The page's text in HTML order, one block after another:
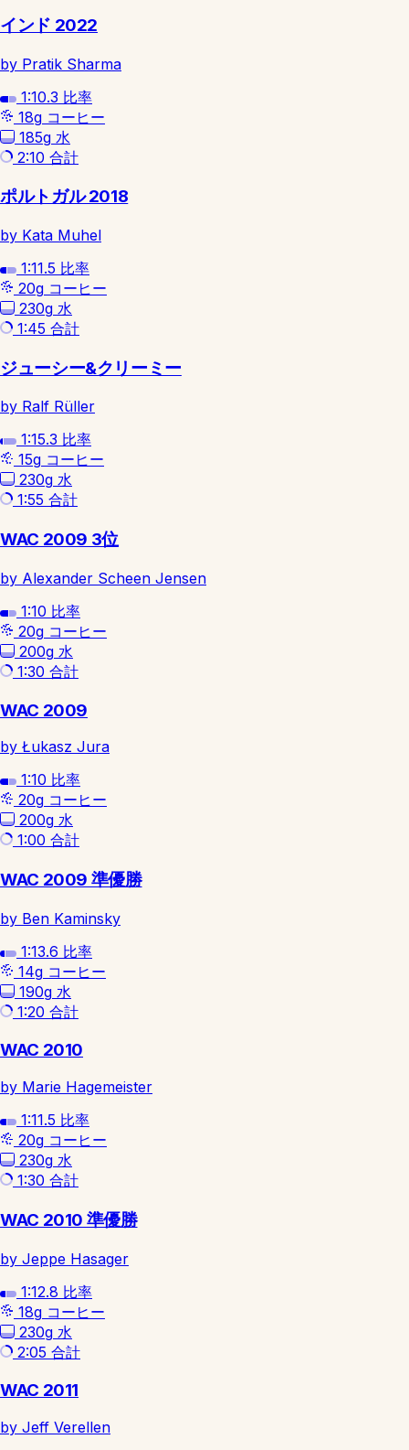
インド 2022
by Pratik Sharma
1:10.3 比率
18g コーヒー
185g 水
2:10 合計
ポルトガル 2018
by Kata Muhel
1:11.5 比率
20g コーヒー
230g 水
1:45 合計
ジューシー&クリーミー
by Ralf Rüller
1:15.3 比率
15g コーヒー
230g 水
1:55 合計
WAC 2009 3位
by Alexander Scheen Jensen
1:10 比率
20g コーヒー
200g 水
1:30 合計
WAC 2009
by Łukasz Jura
1:10 比率
20g コーヒー
200g 水
1:00 合計
WAC 2009 準優勝
by Ben Kaminsky
1:13.6 比率
14g コーヒー
190g 水
1:20 合計
WAC 2010
by Marie Hagemeister
1:11.5 比率
20g コーヒー
230g 水
1:30 合計
WAC 2010 準優勝
by Jeppe Hasager
1:12.8 比率
18g コーヒー
230g 水
2:05 合計
WAC 2011
by Jeff Verellen